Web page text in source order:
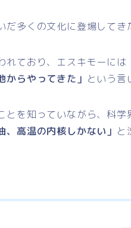
多くの文化に登場してき
れており、エスキモーには
らやってきた」 という言
を知っていながら、科学
、高温の内核しかない」 と